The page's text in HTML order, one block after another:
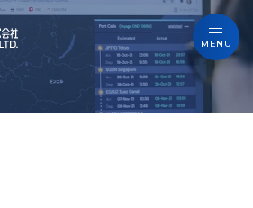
を知る
を知る